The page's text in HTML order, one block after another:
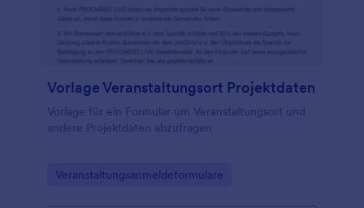
Vorlage Veranstaltungsort Projektdaten
Vorlage für ein Formular um Veranstaltungsort und
andere Projektdaten abzufragen
Go to Category:
Veranstaltungsanmeldeformulare